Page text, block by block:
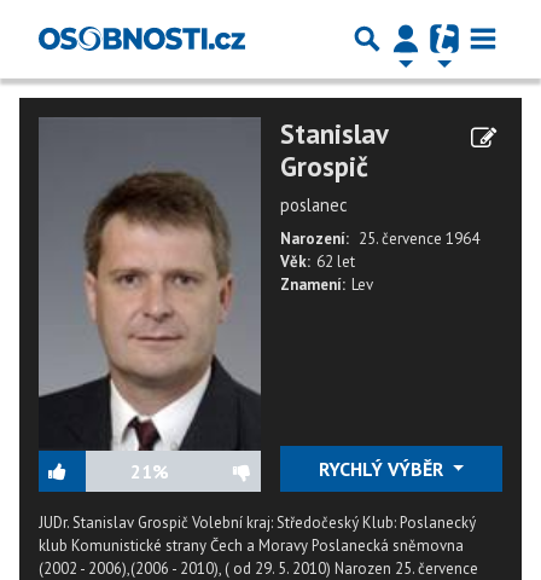
21%
Stanislav
Grospič
poslanec
Narození: 25. července 1964
Věk: 62 let
Znamení: Lev
RYCHLÝ VÝBĚR
JUDr. Stanislav Grospič Volební kraj: Středočeský Klub: Poslanecký
klub Komunistické strany Čech a Moravy Poslanecká sněmovna
(2002 - 2006),(2006 - 2010), ( od 29. 5. 2010) Narozen 25. července